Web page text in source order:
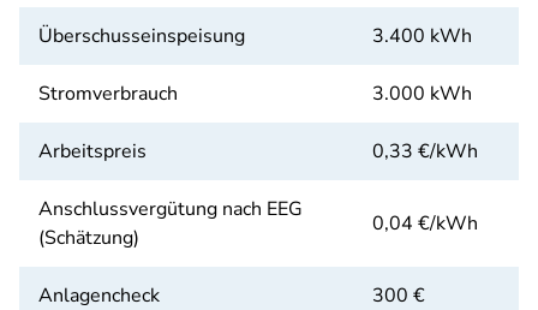
Überschusseinspeisung 3.400 kWh
Stromverbrauch 3.000 kWh
Arbeitspreis 0,33 €/kWh
Anschlussvergütung nach EEG
(Schätzung)
0,04 €/kWh
Anlagencheck 300 €